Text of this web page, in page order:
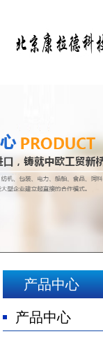
产品中心
产品中心